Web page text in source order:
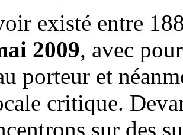
existé entre
2009, avec
porteur et
critique.
sur des